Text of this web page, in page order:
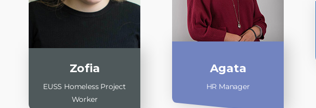
Zofia
EUSS Homeless Project
Worker
Agata
HR Manager